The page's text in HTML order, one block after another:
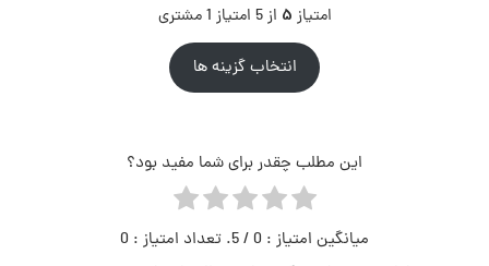
امتیاز 5 از 5 امتیاز 1مشتری
انتخاب گزینه ها
این مطلب چقدر برای شما مفید بود؟
میانگین امتیاز : 0/ 5. تعداد امتیاز :
0